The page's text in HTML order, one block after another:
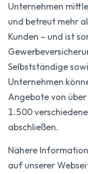
Unternehmen
und betreut mehr
Kunden – und ist
Selbstständige
Unternehmen
Angebote von
1.500
abschließen.
Nähere
auf unserer